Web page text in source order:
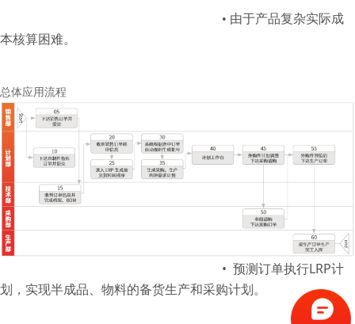
• 由于产品复杂实际成
本核算困难。
总体应用流程
• 预测订单执行LRP计
划，实现半成品、物料的备货生产和采购计划。